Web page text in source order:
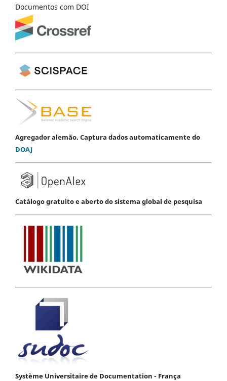
Documentos com DOI
Agregador alemão. Captura dados automaticamente do
DOAJ
Catálogo gratuito e aberto do sistema global de pesquisa
Système Universitaire de Documentation - França